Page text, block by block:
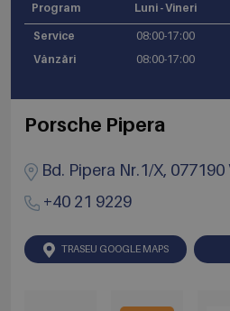
Program Luni - Vineri
Service 08:00-17:00
Vânzări
08:00-17:00
Porsche Pipera
Bd. Pipera Nr.1/X,
+40 21 9229
TRASEU GOOGLE MAPS